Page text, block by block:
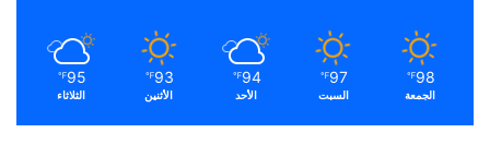
98
℉
الجمعة
97
℉
السبت
94
℉
الأحد
93
℉
الأثنين
95
℉
الثلاثاء